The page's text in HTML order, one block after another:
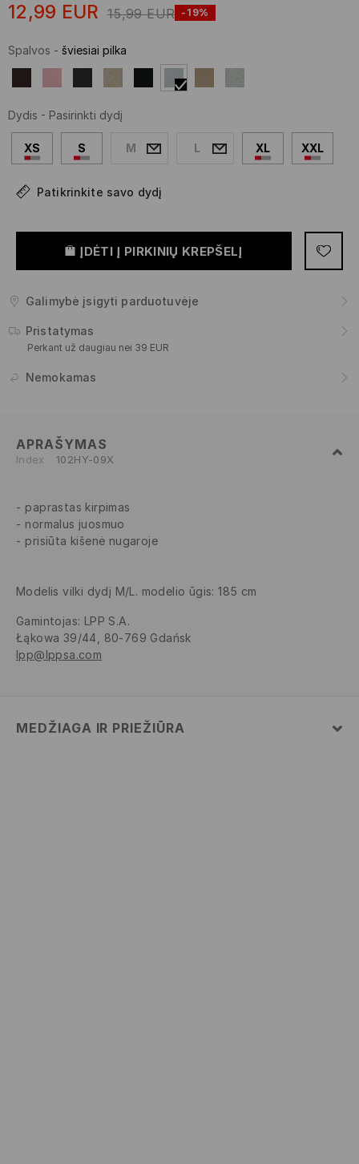
12,99 EUR 15,99 EUR -19%
Spalvos - šviesiai pilka
Dydis - Pasirinkti dydį
XS S M L XL XXL
Patikrinkite savo dydį
ĮDĖTI Į PIRKINIŲ KREPŠELĮ
Galimybė įsigyti parduotuvėje
Pristatymas
Perkant už daugiau nei 39 EUR
Nemokamas
APRAŠYMAS
Index 102HY-09X
paprastas kirpimas
normalus juosmuo
prisiūta kišenė nugaroje
Modelis vilki dydį M/L. modelio ūgis: 185 cm
Gamintojas: LPP S.A.
Łąkowa 39/44, 80-769 Gdańsk
lpp@lppsa.com
MEDŽIAGA IR PRIEŽIŪRA